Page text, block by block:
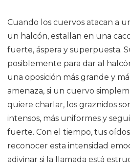
Cuando los cuervos atacan a
un halcón, estallan en una
fuerte, áspera y superpuesta.
posiblemente para dar al
una oposición más grande y
amenaza, si un cuervo
quiere charlar, los graznidos
intensos, más uniformes y
fuerte. Con el tiempo, tus
reconocer esta intensidad
adivinar si la llamada está